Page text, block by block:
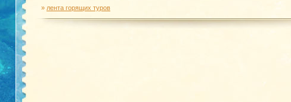
» лента горящих туров